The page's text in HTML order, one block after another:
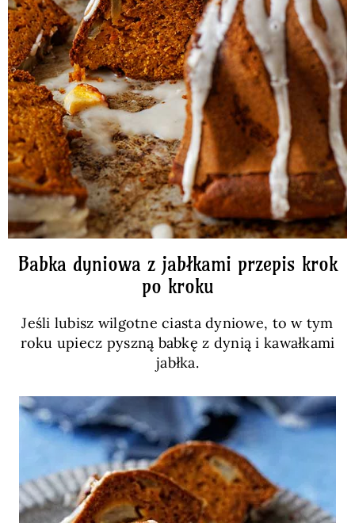
Babka dyniowa z jabłkami przepis krok
po kroku
Jeśli lubisz wilgotne ciasta dyniowe, to w tym
roku upiecz pyszną babkę z dynią i kawałkami
jabłka.